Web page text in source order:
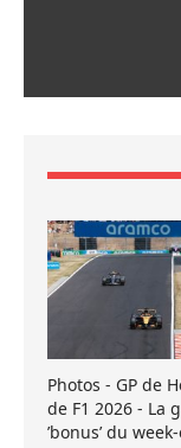
Photos - GP de
de F1 2026 - La
’bonus’ du